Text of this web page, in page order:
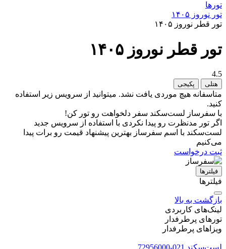
تورها
تور نوروز ۱۴۰۵
تور قطر نوروز ۱۴۰۵
تور قطر نوروز ۱۴۰۵
4.5
هتلی پکیجی
متاسفانه هیچ موردی یافت نشد. میتوانید از سرویس زیر استفاده
کنید.
با سفرساز لست‌سکند سفر دلخواهت رو تور کن!
اگر تور مدنظرت رو پیدا نکردی با استفاده از سرویس جدید
لست‌سکند با اسم سفرساز بهترین پیشنهاد قیمت رو برات پیدا
می‌کنیم
ثبت درخواست
فیلتر‌ها
فیلترها
بازگشت به بالا
لینک‌های کاربردی
تورهای پرطرفدار
ویزاهای پرطرفدار